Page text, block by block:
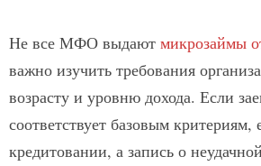
Не все МФО выдают микрозаймы
важно изучить требования
возрасту и уровню дохода. Если
соответствует базовым критериям,
кредитовании, а запись о